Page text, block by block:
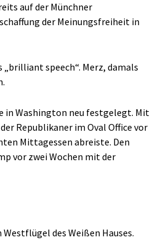
auf der Münchner
der Meinungsfreiheit in
speech“. Merz, damals
in Washington neu festgelegt. Mit
Republikaner im Oval Office vor
Mittagessen abreiste. Den
vor zwei Wochen mit der
des Weißen Hauses.